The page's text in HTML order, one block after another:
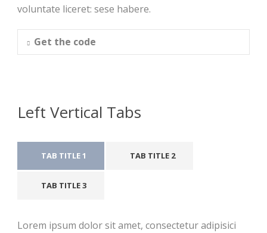
voluntate liceret: sese habere.
Get the code
Left Vertical Tabs
TAB TITLE 1 TAB TITLE 2
TAB TITLE 3
Lorem ipsum dolor sit amet, consectetur adipisici